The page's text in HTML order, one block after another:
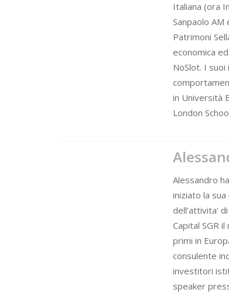
Italiana (ora
Sanpaolo
Patrimoni
economica
NoSlot. I suoi
in Università
London
Alessandro
iniziato la
dell’attivita’
Capital SGR
primi in
consulente
investitori
speaker